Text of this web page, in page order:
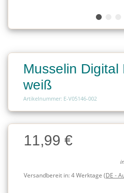
Musselin Digital
weiß
Artikelnummer: E-V05146-002
Charge
Charge11,99 €
Versandbereit in:4 Werktage (DE -